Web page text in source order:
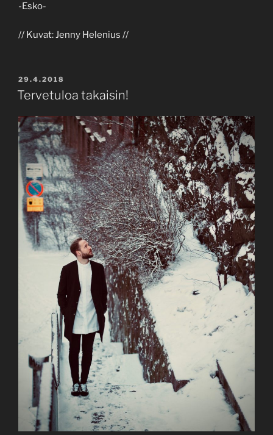
-Esko-
// Kuvat: Jenny Helenius //
POSTED
ON
29.4.2018
Tervetuloa takaisin!